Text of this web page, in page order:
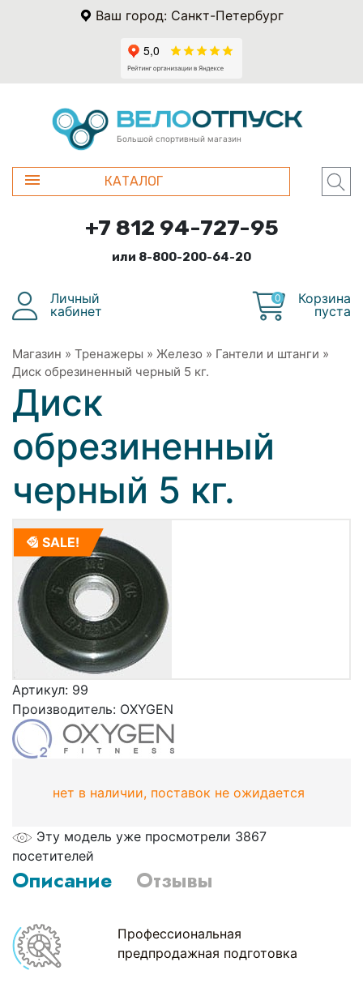
Ваш город: Санкт-Петербург
Большой спортивный магазин
КАТАЛОГ
+7 812 94-727-95
или 8-800-200-64-20
Личный
кабинет
0
Корзина
пуста
Магазин » Тренажеры » Железо » Гантели и штанги »
Диск обрезиненный черный 5 кг.
Диск
обрезиненный
черный 5 кг.
SALE!
Артикул: 99
Производитель: OXYGEN
нет в наличии, поставок не ожидается
Эту модель уже просмотрели 3867
посетителей
Описание Отзывы
Профессиональная
предпродажная подготовка